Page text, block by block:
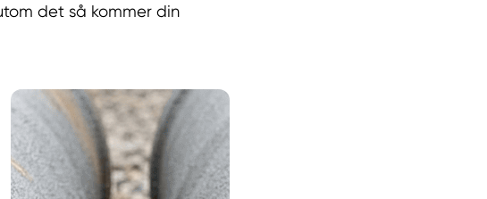
det så kommer din